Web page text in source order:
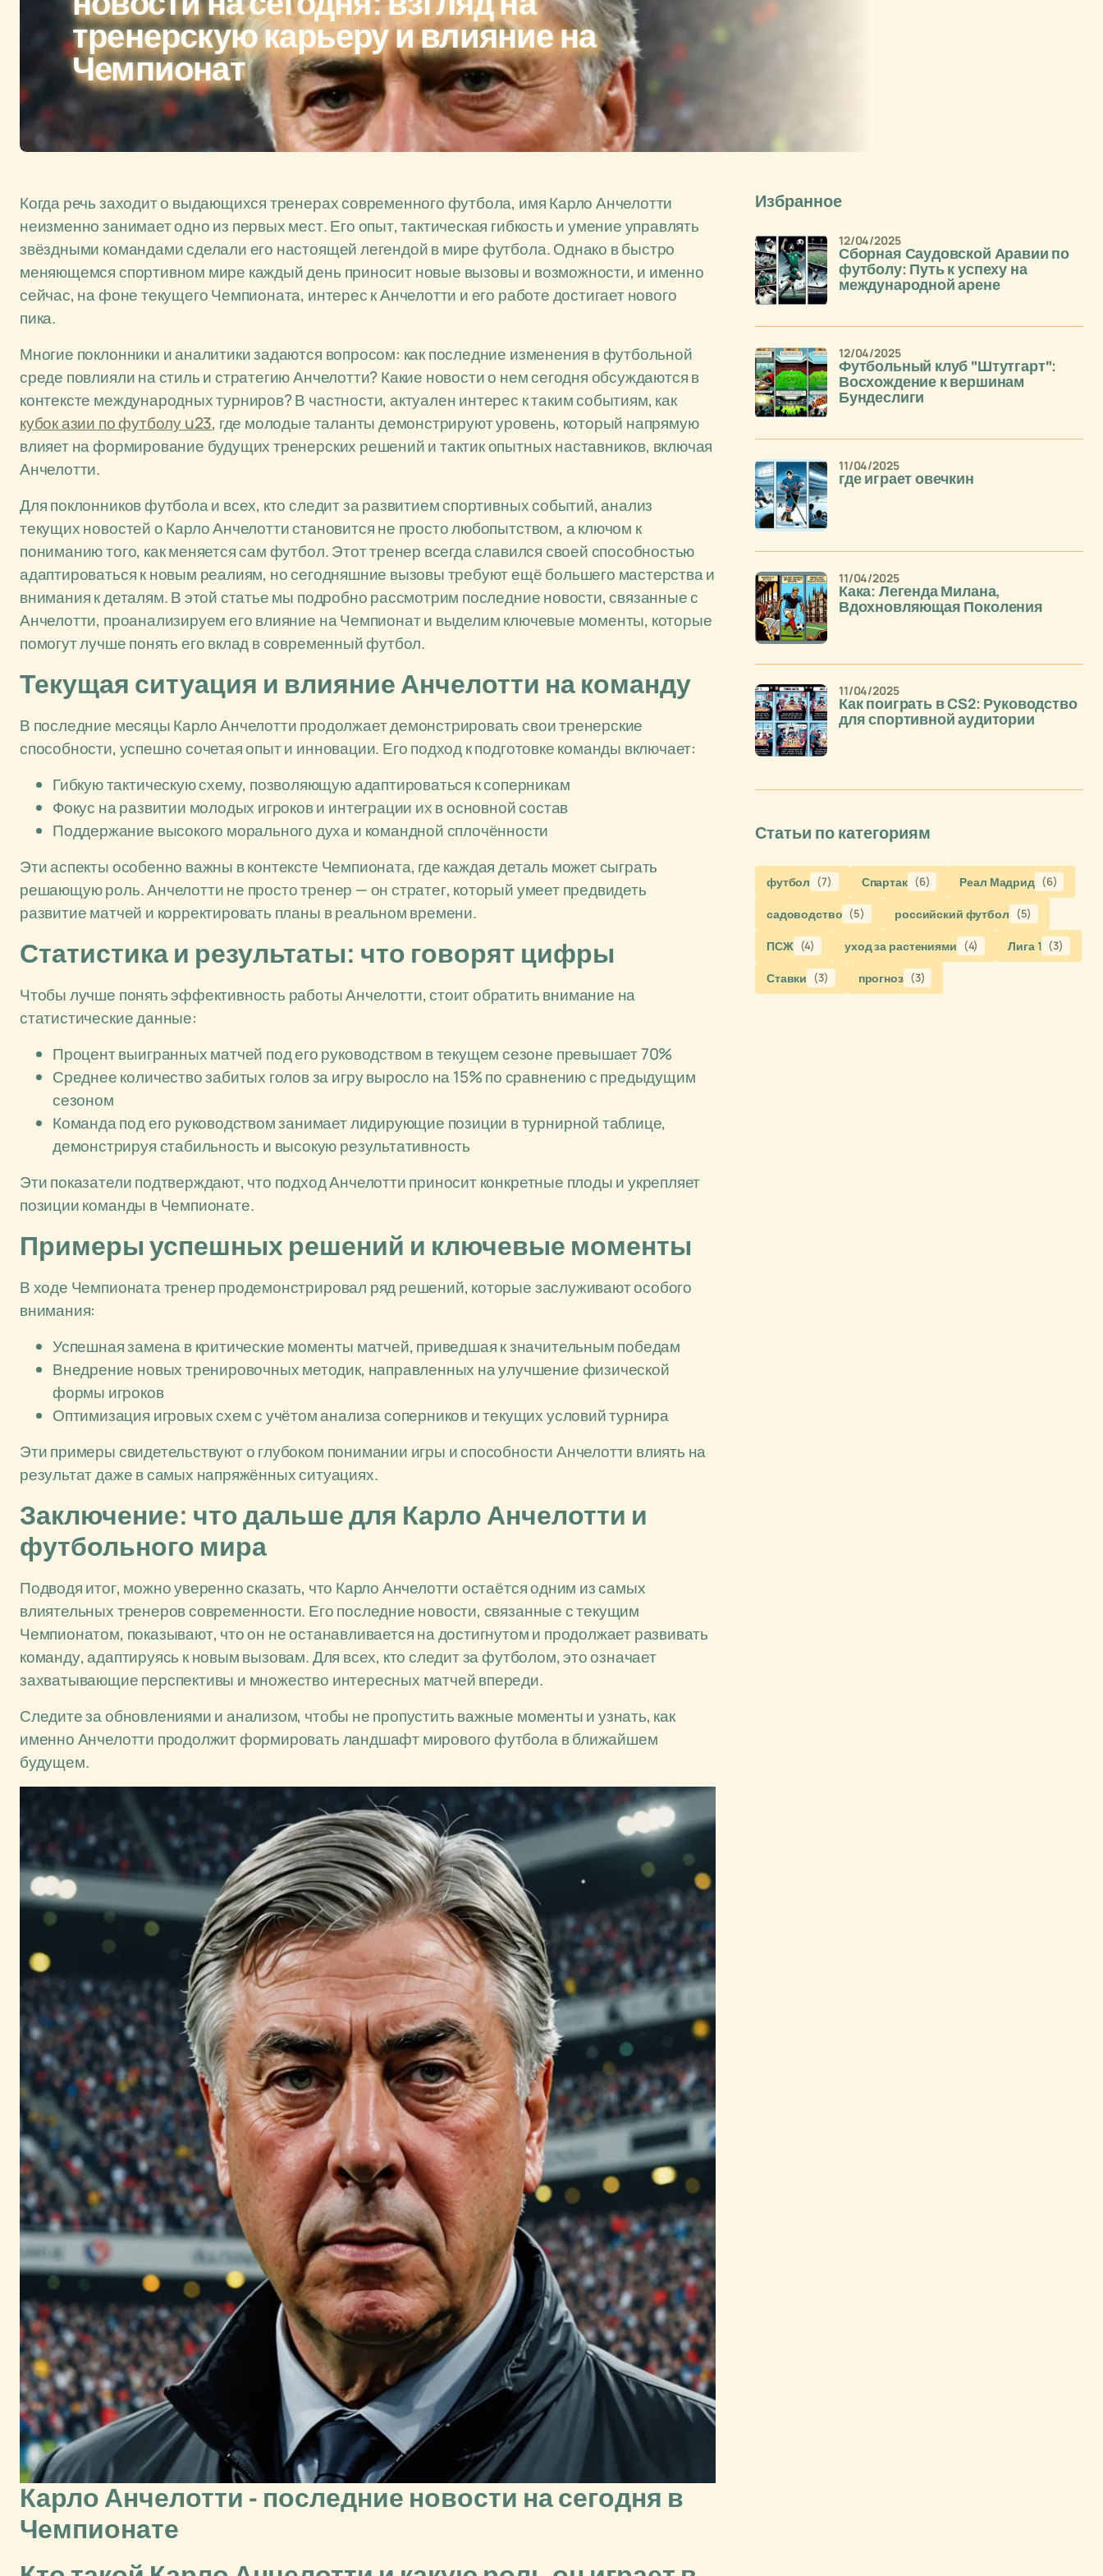
тренерскую карьеру и влияние на
Чемпионат
Когда речь заходит о выдающихся тренерах современного футбола, имя Карло Анчелотти
неизменно занимает одно из первых мест. Его опыт, тактическая гибкость и умение управлять
звёздными командами сделали его настоящей легендой в мире футбола. Однако в быстро
меняющемся спортивном мире каждый день приносит новые вызовы и возможности, и именно
сейчас, на фоне текущего Чемпионата, интерес к Анчелотти и его работе достигает нового
пика.
Многие поклонники и аналитики задаются вопросом: как последние изменения в футбольной
среде повлияли на стиль и стратегию Анчелотти? Какие новости о нем сегодня обсуждаются в
контексте международных турниров? В частности, актуален интерес к таким событиям, как
кубок азии по футболу u23, где молодые таланты демонстрируют уровень, который напрямую
влияет на формирование будущих тренерских решений и тактик опытных наставников, включая
Анчелотти.
Для поклонников футбола и всех, кто следит за развитием спортивных событий, анализ
текущих новостей о Карло Анчелотти становится не просто любопытством, а ключом к
пониманию того, как меняется сам футбол. Этот тренер всегда славился своей способностью
адаптироваться к новым реалиям, но сегодняшние вызовы требуют ещё большего мастерства и
внимания к деталям. В этой статье мы подробно рассмотрим последние новости, связанные с
Анчелотти, проанализируем его влияние на Чемпионат и выделим ключевые моменты, которые
помогут лучше понять его вклад в современный футбол.
Текущая ситуация и влияние Анчелотти на команду
В последние месяцы Карло Анчелотти продолжает демонстрировать свои тренерские
способности, успешно сочетая опыт и инновации. Его подход к подготовке команды включает:
Гибкую тактическую схему, позволяющую адаптироваться к соперникам
Фокус на развитии молодых игроков и интеграции их в основной состав
Поддержание высокого морального духа и командной сплочённости
Эти аспекты особенно важны в контексте Чемпионата, где каждая деталь может сыграть
решающую роль. Анчелотти не просто тренер — он стратег, который умеет предвидеть
развитие матчей и корректировать планы в реальном времени.
Статистика и результаты: что говорят цифры
Чтобы лучше понять эффективность работы Анчелотти, стоит обратить внимание на
статистические данные:
Процент выигранных матчей под его руководством в текущем сезоне превышает 70%
Среднее количество забитых голов за игру выросло на 15% по сравнению с предыдущим
сезоном
Команда под его руководством занимает лидирующие позиции в турнирной таблице,
демонстрируя стабильность и высокую результативность
Эти показатели подтверждают, что подход Анчелотти приносит конкретные плоды и укрепляет
позиции команды в Чемпионате.
Примеры успешных решений и ключевые моменты
В ходе Чемпионата тренер продемонстрировал ряд решений, которые заслуживают особого
внимания:
Успешная замена в критические моменты матчей, приведшая к значительным победам
Внедрение новых тренировочных методик, направленных на улучшение физической
формы игроков
Оптимизация игровых схем с учётом анализа соперников и текущих условий турнира
Эти примеры свидетельствуют о глубоком понимании игры и способности Анчелотти влиять на
результат даже в самых напряжённых ситуациях.
Заключение: что дальше для Карло Анчелотти и
футбольного мира
Подводя итог, можно уверенно сказать, что Карло Анчелотти остаётся одним из самых
влиятельных тренеров современности. Его последние новости, связанные с текущим
Чемпионатом, показывают, что он не останавливается на достигнутом и продолжает развивать
команду, адаптируясь к новым вызовам. Для всех, кто следит за футболом, это означает
захватывающие перспективы и множество интересных матчей впереди.
Следите за обновлениями и анализом, чтобы не пропустить важные моменты и узнать, как
именно Анчелотти продолжит формировать ландшафт мирового футбола в ближайшем
будущем.
Карло Анчелотти - последние новости на сегодня в
Чемпионате
Избранное
Сборная Саудовской Аравии по
футболу: Путь к успеху на
международной арене
12/04/2025
Футбольный клуб "Штутгарт":
Восхождение к вершинам
Бундеслиги
12/04/2025
где играет овечкин
11/04/2025
Кака: Легенда Милана,
Вдохновляющая Поколения
11/04/2025
Как поиграть в CS2: Руководство
для спортивной аудитории
11/04/2025
Статьи по категориям
футбол (7) Спартак (6) Реал Мадрид (6)
садоводство (5) российский футбол (5)
ПСЖ (4) уход за растениями (4) Лига 1 (3)
Ставки (3) прогноз (3)